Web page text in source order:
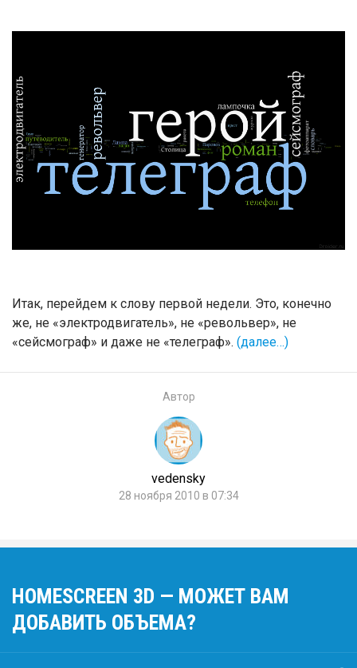
Итак, перейдем к слову первой недели. Это, конечно
же, не «электродвигатель», не «револьвер», не
«сейсмограф» и даже не «телеграф». (далее…)
Автор
vedensky
28 ноября 2010 в 07:34
HOMESCREEN 3D — МОЖЕТ ВАМ
ДОБАВИТЬ ОБЪЕМА?